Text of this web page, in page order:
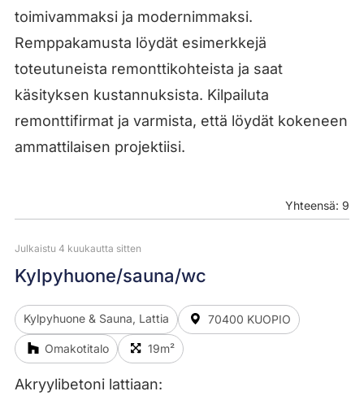
toimivammaksi ja modernimmaksi.
Remppakamusta löydät esimerkkejä
toteutuneista remonttikohteista ja saat
käsityksen kustannuksista. Kilpailuta
remonttifirmat ja varmista, että löydät kokeneen
ammattilaisen projektiisi.
Yhteensä: 9
Julkaistu 4 kuukautta sitten
Kylpyhuone/sauna/wc
Kylpyhuone & Sauna, Lattia 70400 KUOPIO
Omakotitalo 19m²
Akryylibetoni lattiaan: